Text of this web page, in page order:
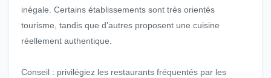
inégale. Certains établissements sont très orientés
tourisme, tandis que d’autres proposent une cuisine
réellement authentique.
Conseil : privilégiez les restaurants fréquentés par les